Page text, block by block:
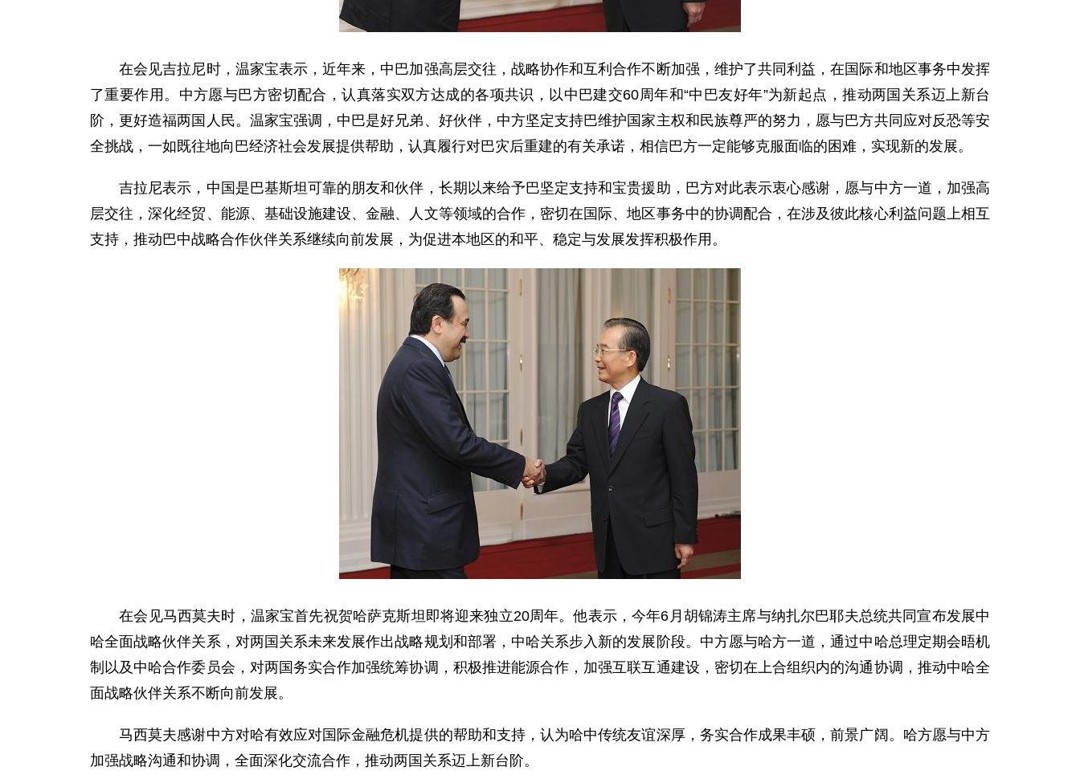
在会见吉拉尼时，温家宝表示，近年来，中巴加强高层交往，战略协作和互利合作不断加强，维护了共同利益，在国际和地区事务中发挥
了重要作用。中方愿与巴方密切配合，认真落实双方达成的各项共识，以中巴建交60周年和“中巴友好年”为新起点，推动两国关系迈上新台
阶，更好造福两国人民。温家宝强调，中巴是好兄弟、好伙伴，中方坚定支持巴维护国家主权和民族尊严的努力，愿与巴方共同应对反恐等安
全挑战，一如既往地向巴经济社会发展提供帮助，认真履行对巴灾后重建的有关承诺，相信巴方一定能够克服面临的困难，实现新的发展。
吉拉尼表示，中国是巴基斯坦可靠的朋友和伙伴，长期以来给予巴坚定支持和宝贵援助，巴方对此表示衷心感谢，愿与中方一道，加强高
层交往，深化经贸、能源、基础设施建设、金融、人文等领域的合作，密切在国际、地区事务中的协调配合，在涉及彼此核心利益问题上相互
支持，推动巴中战略合作伙伴关系继续向前发展，为促进本地区的和平、稳定与发展发挥积极作用。
在会见马西莫夫时，温家宝首先祝贺哈萨克斯坦即将迎来独立20周年。他表示，今年6月胡锦涛主席与纳扎尔巴耶夫总统共同宣布发展中
哈全面战略伙伴关系，对两国关系未来发展作出战略规划和部署，中哈关系步入新的发展阶段。中方愿与哈方一道，通过中哈总理定期会晤机
制以及中哈合作委员会，对两国务实合作加强统筹协调，积极推进能源合作，加强互联互通建设，密切在上合组织内的沟通协调，推动中哈全
面战略伙伴关系不断向前发展。
马西莫夫感谢中方对哈有效应对国际金融危机提供的帮助和支持，认为哈中传统友谊深厚，务实合作成果丰硕，前景广阔。哈方愿与中方
加强战略沟通和协调，全面深化交流合作，推动两国关系迈上新台阶。